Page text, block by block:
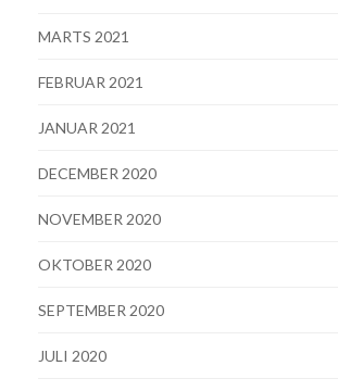
MARTS 2021
FEBRUAR 2021
JANUAR 2021
DECEMBER 2020
NOVEMBER 2020
OKTOBER 2020
SEPTEMBER 2020
JULI 2020